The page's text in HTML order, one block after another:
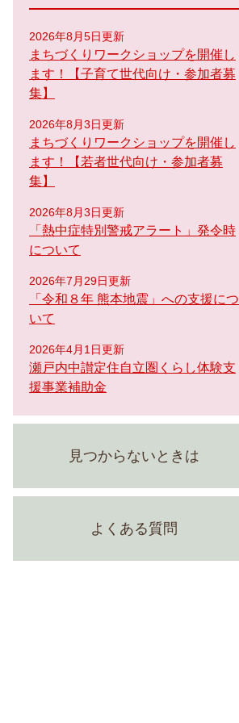
2026年8月5日更新
まちづくりワークショップを開催し
ます！【子育て世代向け・参加者募
集】
2026年8月3日更新
まちづくりワークショップを開催し
ます！【若者世代向け・参加者募
集】
2026年8月3日更新
「熱中症特別警戒アラート」発令時
について
2026年7月29日更新
「令和８年 熊本地震」への支援につ
いて
2026年4月1日更新
瀬戸内中讃定住自立圏くらし体験支
援事業補助金
見つからないときは
よくある質問